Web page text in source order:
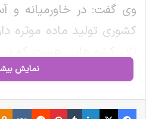
وی گفت: در خاورمیانه و
کشوری تولید ماده موثره
که می توان گفت ایران در
نمایش
فیس بوک X لینکدین ‫تامبلر ‫پین‌ترست ‫رددیت ‫VKontakte